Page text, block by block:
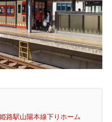
路駅山陽本線下りホーム